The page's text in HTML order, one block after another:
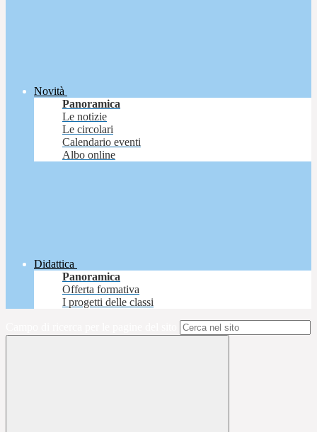
Novità
Panoramica
Le notizie
Le circolari
Calendario eventi
Albo online
Didattica
Panoramica
Offerta formativa
I progetti delle classi